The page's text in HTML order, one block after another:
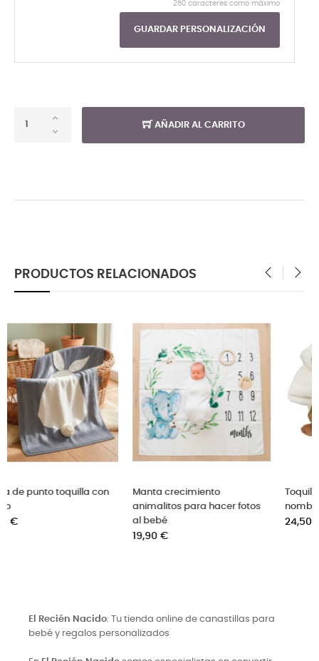
250 caracteres como máximo
GUARDAR PERSONALIZACIÓN
AÑADIR AL CARRITO
PRODUCTOS RELACIONADOS
Manta crecimiento
animalitos para hacer fotos
Toquilla para bordar con el
nombre del bebé
El Recién Nacido: Tu tienda online de canastillas para
bebé y regalos personalizados